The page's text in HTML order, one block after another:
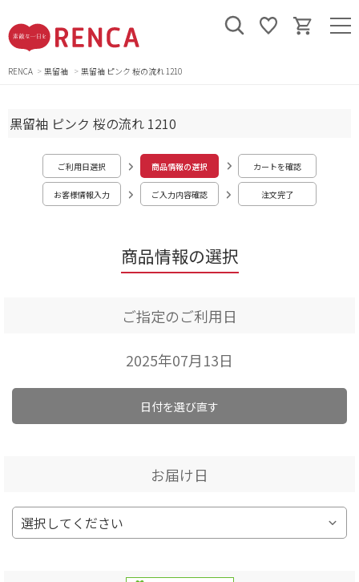
RENCA 黒留袖 黒留袖 ピンク 桜の流れ 1210
商品情報の選択
黒留袖 ピンク 桜の流れ 1210
ご利用日選択 商品情報の選択 カートを確認
お客様情報入力 ご入力内容確認 注文完了
ご指定のご利用日
2025年07月13日
日付を選び直す
お届け日